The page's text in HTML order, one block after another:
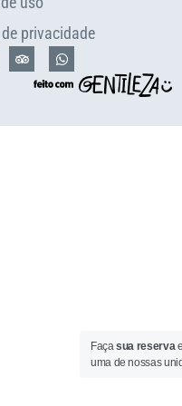
privacidade
Façasua reserva
uma de nossas